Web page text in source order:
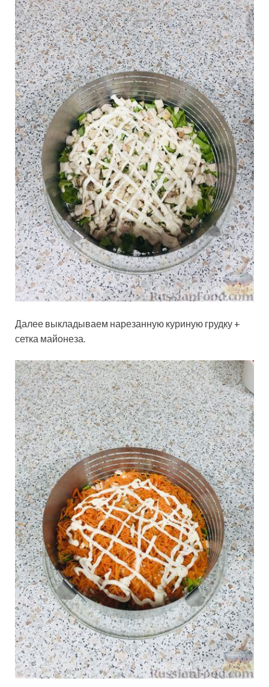
Далее выкладываем нарезанную куриную грудку +
сетка майонеза.